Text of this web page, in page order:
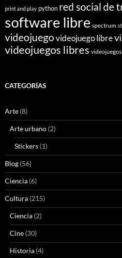
print and play python red social de
software libre spectrum
videojuegovideojuego libre
videojuegos libres
CATEGORÍAS
Arte (8)
Arte urbano (2)
Stickers (1)
Blog (56)
Ciencia (6)
Cultura (215)
Ciencia (2)
Cine (30)
Historia (4)